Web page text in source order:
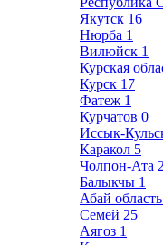
Якутск 16
Нюрба 1
Вилюйск 1
Курская
Курск 17
Фатеж 1
Курчатов 0
Иссык-
Каракол 5
Чолпон-Ата 2
Балыкчы 1
Абай область
Семей 25
Аягоз 1